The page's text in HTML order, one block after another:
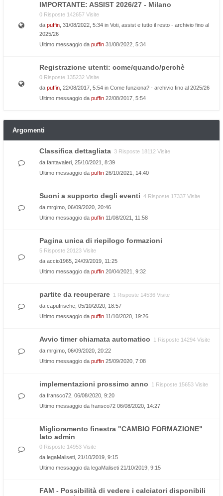
IMPORTANTE: ASSIST 2026/27 - Milano
0 Risposte 142657 Visite
da puffin , 31/08/2022, 5:34 in Voti, assist e tutto il resto - archivio fino al
2025/26
Ultimo messaggio da puffin 31/08/2022, 5:34
Registrazione utenti: come/quando/perchè
0 Risposte 135232 Visite
da puffin , 22/08/2017, 5:54 in Come funziona? - archivio fino al 2025/26
Ultimo messaggio da puffin 22/08/2017, 5:54
Argomenti
Classifica dettagliata 3 Risposte 18112 Visite
da fantavaleri , 25/10/2021, 8:39
Ultimo messaggio da puffin 26/10/2021, 14:40
Suoni a supporto degli eventi 4 Risposte 17337 Visite
da mrgimo , 06/09/2020, 20:46
Ultimo messaggio da puffin 11/08/2021, 11:58
Pagina unica di riepilogo formazioni
5 Risposte 20123 Visite
da accio1965 , 24/09/2019, 11:25
Ultimo messaggio da puffin 20/04/2021, 9:32
partite da recuperare 1 Risposte 14536 Visite
da capufrische , 05/10/2020, 18:57
Ultimo messaggio da puffin 11/10/2020, 19:26
Avvio timer chiamata automatico
1 Risposte 14294 Visite
da mrgimo , 06/09/2020, 20:22
Ultimo messaggio da puffin 25/09/2020, 7:08
implementazioni prossimo anno
1 Risposte 15653 Visite
da fransco72 , 06/08/2020, 9:20
Ultimo messaggio da fransco72 06/08/2020, 14:27
Miglioramento finestra "CAMBIO FORMAZIONE"
lato admin
0 Risposte 14953 Visite
da legaMaliseti , 21/10/2019, 9:15
Ultimo messaggio da legaMaliseti 21/10/2019, 9:15
FAM - Possibilità di vedere i calciatori disponibili